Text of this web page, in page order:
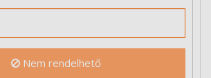
Nem rendelhető